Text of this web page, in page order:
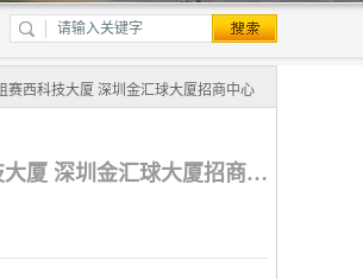
西科技大厦 深圳金汇球大厦招商中心
深圳写字楼出租 蛇口写字楼出租赛西科技大厦 深圳金汇球大厦招商中心